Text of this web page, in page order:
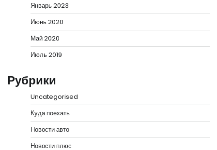
Январь 2023
Июнь 2020
Май 2020
Июль 2019
Рубрики
Uncategorised
Куда поехать
Новости авто
Новости плюс